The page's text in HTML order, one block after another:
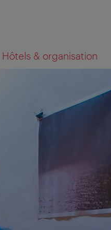
Hôtels & organisation
la carte